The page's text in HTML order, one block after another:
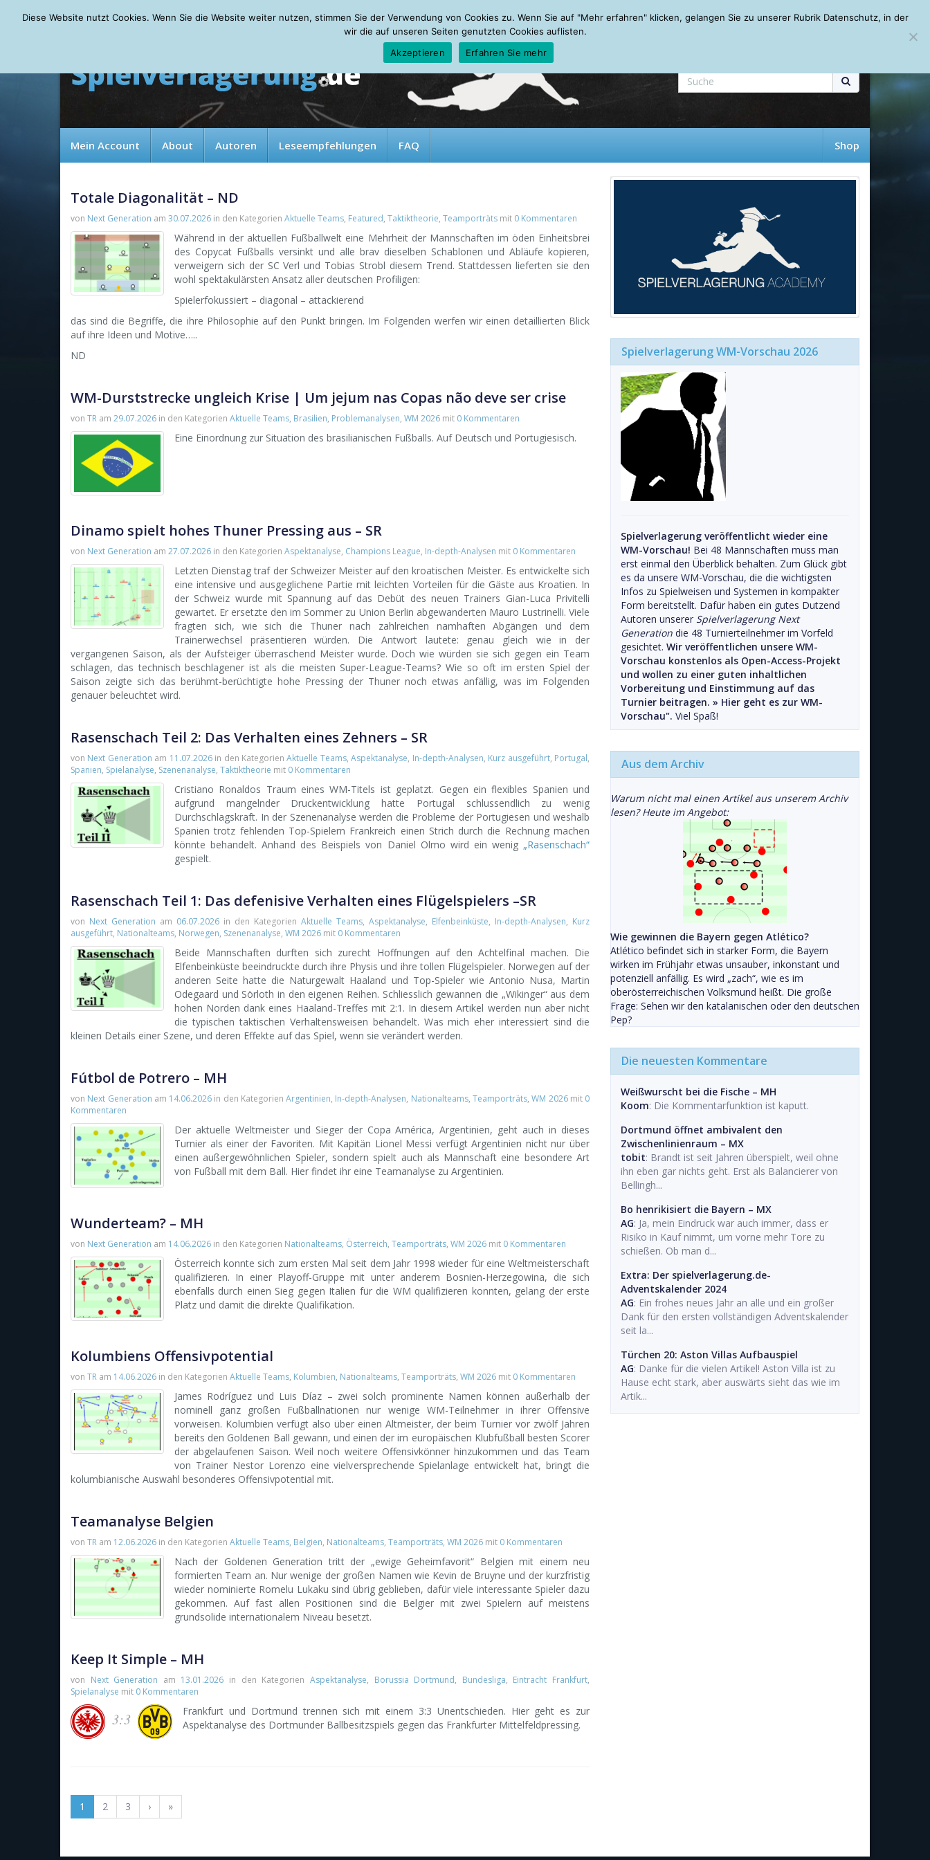
Thursday, 06.08.2026 Mein Account About Autoren Leseempfehlungen FAQ
Mein Account About Autoren Leseempfehlungen FAQ Shop
Totale Diagonalität – ND
von Next Generation am 30.07.2026 in den Kategorien Aktuelle Teams, Featured, Taktiktheorie, Teamporträts mit 0 Kommentaren
Während in der aktuellen Fußballwelt eine Mehrheit der Mannschaften im öden Einheitsbrei
des Copycat Fußballs versinkt und alle brav dieselben Schablonen und Abläufe kopieren,
verweigern sich der SC Verl und Tobias Strobl diesem Trend. Stattdessen lieferten sie den
wohl spektakulärsten Ansatz aller deutschen Profiligen:
Spielerfokussiert – diagonal – attackierend
das sind die Begriffe, die ihre Philosophie auf den Punkt bringen. Im Folgenden werfen wir einen detaillierten Blick
auf ihre Ideen und Motive…..
ND
WM-Durststrecke ungleich Krise | Um jejum nas Copas não deve ser crise
von TR am 29.07.2026 in den Kategorien Aktuelle Teams, Brasilien, Problemanalysen, WM 2026 mit 0 Kommentaren
Eine Einordnung zur Situation des brasilianischen Fußballs. Auf Deutsch und Portugiesisch.
Dinamo spielt hohes Thuner Pressing aus – SR
von Next Generation am 27.07.2026 in den Kategorien Aspektanalyse, Champions League, In-depth-Analysen mit 0 Kommentaren
Letzten Dienstag traf der Schweizer Meister auf den kroatischen Meister. Es entwickelte sich
eine intensive und ausgeglichene Partie mit leichten Vorteilen für die Gäste aus Kroatien. In
der Schweiz wurde mit Spannung auf das Debüt des neuen Trainers Gian-Luca Privitelli
gewartet. Er ersetzte den im Sommer zu Union Berlin abgewanderten Mauro Lustrinelli. Viele
fragten sich, wie sich die Thuner nach zahlreichen namhaften Abgängen und dem
Trainerwechsel präsentieren würden. Die Antwort lautete: genau gleich wie in der
vergangenen Saison, als der Aufsteiger überraschend Meister wurde. Doch wie würden sie sich gegen ein Team
schlagen, das technisch beschlagener ist als die meisten Super-League-Teams? Wie so oft im ersten Spiel der
Saison zeigte sich das berühmt-berüchtigte hohe Pressing der Thuner noch etwas anfällig, was im Folgenden
genauer beleuchtet wird.
Rasenschach Teil 2: Das Verhalten eines Zehners – SR
von Next Generation am 11.07.2026in den KategorienAktuelle Teams,Aspektanalyse, In-depth-Analysen, Kurz ausgeführt, Portugal,
Spanien, Spielanalyse, Szenenanalyse, Taktiktheorie mit 0 Kommentaren
Cristiano Ronaldos Traum eines WM-Titels ist geplatzt. Gegen ein flexibles Spanien und
aufgrund mangelnder Druckentwicklung hatte Portugal schlussendlich zu wenig
Durchschlagskraft. In der Szenenanalyse werden die Probleme der Portugiesen und weshalb
Spanien trotz fehlenden Top-Spielern Frankreich einen Strich durch die Rechnung machen
könnte behandelt. Anhand des Beispiels von Daniel Olmo wird ein wenig „Rasenschach“
gespielt.
Rasenschach Teil 1: Das defenisive Verhalten eines Flügelspielers –SR
von Next Generation am 06.07.2026 in den Kategorien Aktuelle Teams, Aspektanalyse, Elfenbeinküste, In-depth-Analysen, Kurz
ausgeführt, Nationalteams, Norwegen, Szenenanalyse, WM 2026 mit 0 Kommentaren
Beide Mannschaften durften sich zurecht Hoffnungen auf den Achtelfinal machen. Die
Elfenbeinküste beeindruckte durch ihre Physis und ihre tollen Flügelspieler. Norwegen auf der
anderen Seite hatte die Naturgewalt Haaland und Top-Spieler wie Antonio Nusa, Martin
Odegaard und Sörloth in den eigenen Reihen. Schliesslich gewannen die „Wikinger“ aus dem
hohen Norden dank eines Haaland-Treffes mit 2:1. In diesem Artikel werden nun aber nicht
die typischen taktischen Verhaltensweisen behandelt. Was mich eher interessiert sind die
kleinen Details einer Szene, und deren Effekte auf das Spiel, wenn sie verändert werden.
Fútbol de Potrero – MH
von Next Generation am 14.06.2026 in den KategorienArgentinien, In-depth-Analysen, Nationalteams,Teamporträts,WM 2026mit 0
Kommentaren
Der aktuelle Weltmeister und Sieger der Copa América, Argentinien, geht auch in dieses
Turnier als einer der Favoriten. Mit Kapitän Lionel Messi verfügt Argentinien nicht nur über
einen außergewöhnlichen Spieler, sondern spielt auch als Mannschaft eine besondere Art
von Fußball mit dem Ball. Hier findet ihr eine Teamanalyse zu Argentinien.
Wunderteam? – MH
von Next Generation am 14.06.2026 in den Kategorien Nationalteams, Österreich, Teamporträts, WM 2026 mit 0 Kommentaren
Österreich konnte sich zum ersten Mal seit dem Jahr 1998 wieder für eine Weltmeisterschaft
qualifizieren. In einer Playoff-Gruppe mit unter anderem Bosnien-Herzegowina, die sich
ebenfalls durch einen Sieg gegen Italien für die WM qualifizieren konnten, gelang der erste
Platz und damit die direkte Qualifikation.
Kolumbiens Offensivpotential
von TR am 14.06.2026 in den Kategorien Aktuelle Teams, Kolumbien, Nationalteams, Teamporträts, WM 2026 mit 0 Kommentaren
James Rodríguez und Luis Díaz – zwei solch prominente Namen können außerhalb der
nominell ganz großen Fußballnationen nur wenige WM-Teilnehmer in ihrer Offensive
vorweisen. Kolumbien verfügt also über einen Altmeister, der beim Turnier vor zwölf Jahren
bereits den Goldenen Ball gewann, und einen der im europäischen Klubfußball besten Scorer
der abgelaufenen Saison. Weil noch weitere Offensivkönner hinzukommen und das Team
von Trainer Nestor Lorenzo eine vielversprechende Spielanlage entwickelt hat, bringt die
kolumbianische Auswahl besonderes Offensivpotential mit.
Teamanalyse Belgien
von TR am 12.06.2026 in den Kategorien Aktuelle Teams, Belgien, Nationalteams, Teamporträts, WM 2026 mit 0 Kommentaren
Nach der Goldenen Generation tritt der „ewige Geheimfavorit“ Belgien mit einem neu
formierten Team an. Nur wenige der großen Namen wie Kevin de Bruyne und der kurzfristig
wieder nominierte Romelu Lukaku sind übrig geblieben, dafür viele interessante Spieler dazu
gekommen. Auf fast allen Positionen sind die Belgier mit zwei Spielern auf meistens
grundsolide internationalem Niveau besetzt.
Keep It Simple – MH
von Next Generation am 13.01.2026 in den Kategorien Aspektanalyse, Borussia Dortmund, Bundesliga, Eintracht Frankfurt,
Spielanalyse mit 0 Kommentaren
3:3
Frankfurt und Dortmund trennen sich mit einem 3:3 Unentschieden. Hier geht es zur
Aspektanalyse des Dortmunder Ballbesitzspiels gegen das Frankfurter Mittelfeldpressing.
1 2 3 › »
Spielverlagerung WM-Vorschau 2026
Spielverlagerung veröffentlicht wieder eine
WM-Vorschau! Bei 48 Mannschaften muss man
erst einmal den Überblick behalten. Zum Glück gibt
es da unsere WM-Vorschau, die die wichtigsten
Infos zu Spielweisen und Systemen in kompakter
Form bereitstellt. Dafür haben ein gutes Dutzend
Autoren unserer Spielverlagerung Next
Generation die 48 Turnierteilnehmer im Vorfeld
gesichtet. Wir veröffentlichen unsere WM-
Vorschau konstenlos als Open-Access-Projekt
und wollen zu einer guten inhaltlichen
Vorbereitung und Einstimmung auf das
Turnier beitragen. » Hier geht es zur WM-
Vorschau". Viel Spaß!
Aus dem Archiv
Warum nicht mal einen Artikel aus unserem Archiv
lesen? Heute im Angebot:
Wie gewinnen die Bayern gegen Atlético?
Atlético befindet sich in starker Form, die Bayern
wirken im Frühjahr etwas unsauber, inkonstant und
potenziell anfällig. Es wird „zach“, wie es im
oberösterreichischen Volksmund heißt. Die große
Frage: Sehen wir den katalanischen oder den deutschen
Pep?
Die neuesten Kommentare
Weißwurscht bei die Fische – MH
Koom: Die Kommentarfunktion ist kaputt.
Dortmund öffnet ambivalent den
Zwischenlinienraum – MX
tobit: Brandt ist seit Jahren überspielt, weil ohne
ihn eben gar nichts geht. Erst als Balancierer von
Bellingh...
Bo henrikisiert die Bayern – MX
AG: Ja, mein Eindruck war auch immer, dass er
Risiko in Kauf nimmt, um vorne mehr Tore zu
schießen. Ob man d...
Extra: Der spielverlagerung.de-
Adventskalender 2024
AG: Ein frohes neues Jahr an alle und ein großer
Dank für den ersten vollständigen Adventskalender
seit la...
Türchen 20: Aston Villas Aufbauspiel
AG: Danke für die vielen Artikel! Aston Villa ist zu
Hause echt stark, aber auswärts sieht das wie im
Artik...
Diese Website nutzt Cookies. Wenn Sie die Website weiter nutzen, stimmen Sie der Verwendung von Cookies zu. Wenn Sie auf "Mehr erfahren" klicken, gelangen Sie zu unserer Rubrik Datenschutz, in der
wir die auf unseren Seiten genutzten Cookies auflisten.
Akzeptieren
Erfahren Sie mehr